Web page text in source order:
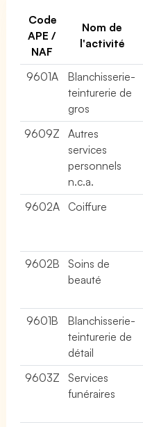
Code
APE /
NAF
Nom de
l'activité
9601A
Blanchisserie-
teinturerie de
gros
9609Z
Autres
services
personnels
n.c.a.
9602A Coiffure
9602B
Soins de
beauté
9601B
Blanchisserie-
teinturerie de
détail
9603Z
Services
funéraires